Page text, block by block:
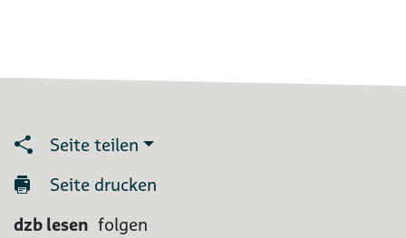
Seite teilen
Seite drucken
dzb lesen folgen